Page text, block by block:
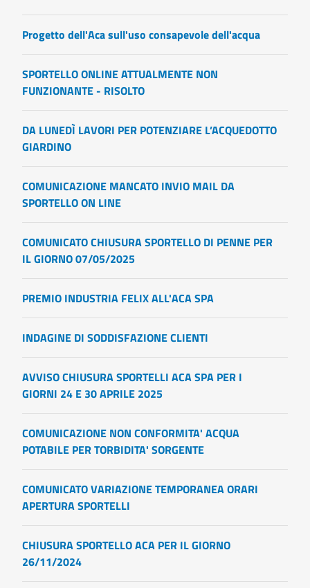
Progetto dell'Aca sull'uso consapevole dell'acqua
SPORTELLO ONLINE ATTUALMENTE NON
FUNZIONANTE - RISOLTO
DA LUNEDÌ LAVORI PER POTENZIARE L’ACQUEDOTTO
GIARDINO
COMUNICAZIONE MANCATO INVIO MAIL DA
SPORTELLO ON LINE
COMUNICATO CHIUSURA SPORTELLO DI PENNE PER
IL GIORNO 07/05/2025
PREMIO INDUSTRIA FELIX ALL'ACA SPA
INDAGINE DI SODDISFAZIONE CLIENTI
AVVISO CHIUSURA SPORTELLI ACA SPA PER I
GIORNI 24 E 30 APRILE 2025
COMUNICAZIONE NON CONFORMITA' ACQUA
POTABILE PER TORBIDITA' SORGENTE
COMUNICATO VARIAZIONE TEMPORANEA ORARI
APERTURA SPORTELLI
CHIUSURA SPORTELLO ACA PER IL GIORNO
26/11/2024